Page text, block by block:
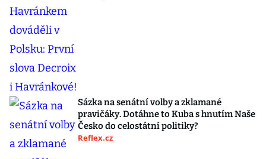
Sázka na senátní volby a zklamané
pravičáky. Dotáhne to Kuba s hnutím Naše
Česko do celostátní politiky?
Reflex.cz